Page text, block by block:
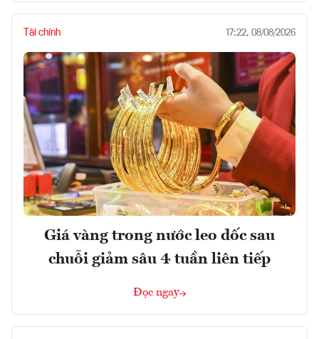
Tài chính 17:22, 08/08/2026
Giá vàng trong nước leo dốc sau
chuỗi giảm sâu 4 tuần liên tiếp
Đọc ngay